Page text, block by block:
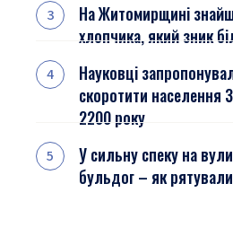
На Житомирщині
хлопчика, який зник
Науковці
скоротити населення
2200 року
У сильну спеку на
бульдог – як